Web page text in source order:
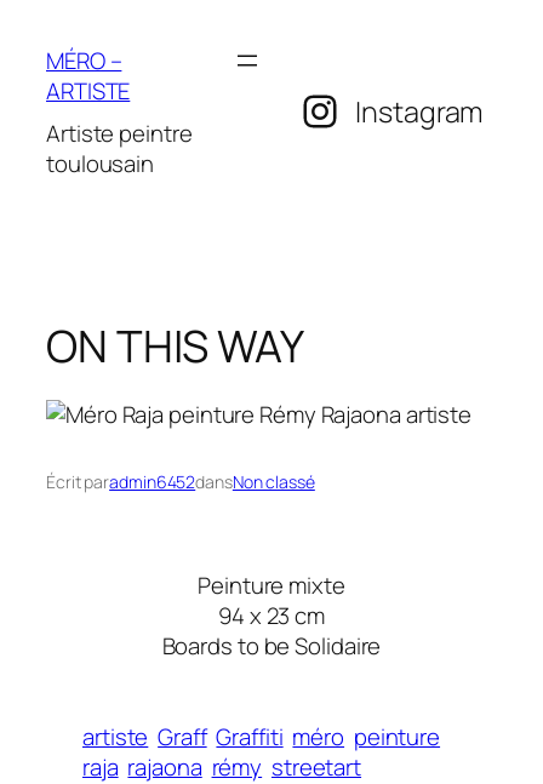
contenu
MÉRO –
ARTISTE
Artiste peintre
toulousain
Instagram
ON THIS WAY
Écrit paradmin6452dansNon classé
Peinture mixte
94 x 23 cm
Boards to be Solidaire
artiste Graff Graffiti méro peinture
raja rajaona rémy streetart